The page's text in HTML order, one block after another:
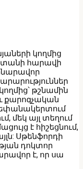
կողմից
հարավի
կողմից՝ թշնամին
քարոզչական
մեկ այլ տեղում
է հիշեցնում,
Սթենֆորդի
դոկտոր
է, որ սա